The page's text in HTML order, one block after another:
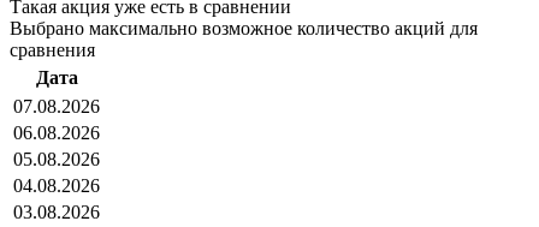
Такая акция уже есть в сравнении
Выбрано максимально возможное количество акций для
сравнения
Дата
07.08.2026
06.08.2026
05.08.2026
04.08.2026
03.08.2026